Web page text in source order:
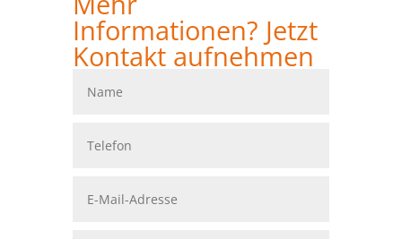
Informationen? Jetzt
Kontakt aufnehmen